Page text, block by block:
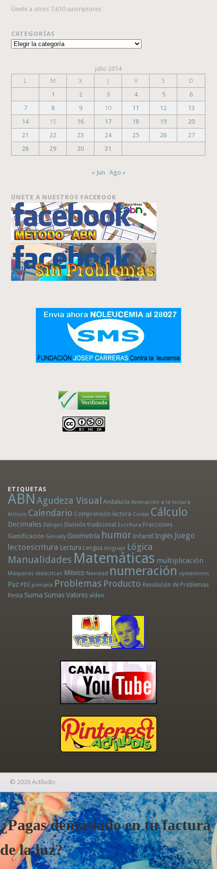
Únete a otros 7.610 suscriptores
CATEGORÍAS
Categorías
julio 2014
L
M X J V S
D
1
2 3 4 5
6
7
8 9 10 11 12
13
14
15 16 17 18 19
20
21
22 23 24 25 26
27
28
29 30 31
« Jun Ago »
ÚNETE A NUESTROS FACEBOOK
ETIQUETAS
ABN Agudeza Visual Andalucía Animación a la lectura
Artículo Calendario Comprensión lectora Contar Cálculo
Decimales Dibujos División tradicional Escritura Fracciones
Gamificación Genially Geometría humor Infantil Inglés Juego
lectoescritura Lectura Lengua lenguaje Lógica
Manualidades Matemáticas multiplicación
Máquinas didácticas México Navidad numeración operaciones
Paz PDI primaria Problemas Producto Resolución de Problemas
Resta Suma Sumas Valores vídeo
© 2026 Actiludis
×
¿Pagas demasiado en tu factura
de la luz?